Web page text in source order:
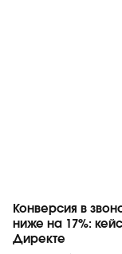
Конверсия в
ниже на 17%:
Директе